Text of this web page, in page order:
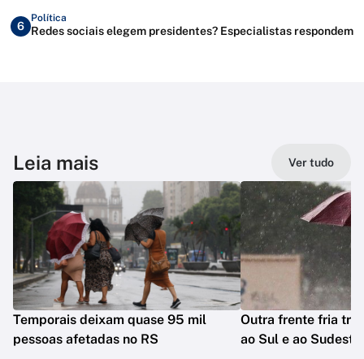
6
Política
Redes sociais elegem presidentes? Especialistas respondem
Leia mais Ver tudo
Temporais deixam quase 95 mil
pessoas afetadas no RS
Outra frente fria
ao Sul e ao Sudeste